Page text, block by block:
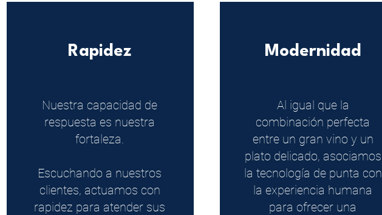
Rapidez
Nuestra capacidad de
respuesta es nuestra
fortaleza.
Escuchando a nuestros
clientes, actuamos con
rapidez para atender sus
Modernidad
Al igual que la
combinación perfecta
entre un gran vino y un
plato delicado, asociamos
la tecnología de punta con
la experiencia humana
para ofrecer una